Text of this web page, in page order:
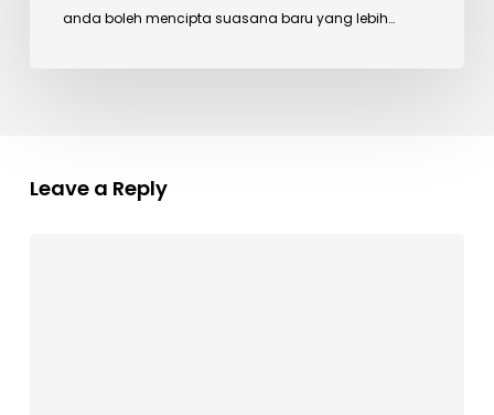
anda boleh mencipta suasana baru yang lebih…
Leave a Reply